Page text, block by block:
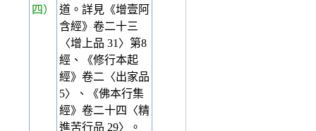
四）
道。詳見《增壹阿
含經》卷二十三
〈增上品 31〉第8
經、《修行本起
經》卷二〈出家品
5〉、《佛本行集
經》卷二十四〈精
進苦行品 29〉。